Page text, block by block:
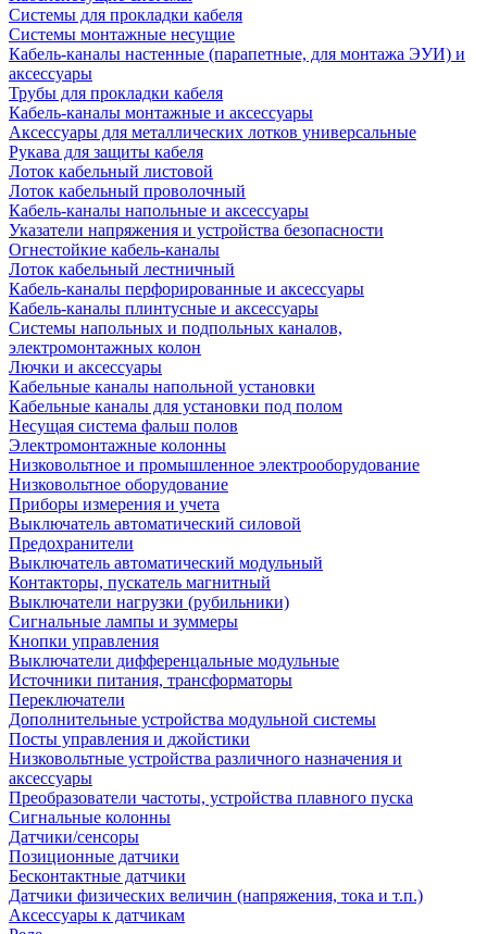
Системы для прокладки кабеля
Системы монтажные несущие
Кабель-каналы настенные (парапетные, для монтажа ЭУИ) и
аксессуары
Трубы для прокладки кабеля
Кабель-каналы монтажные и аксессуары
Аксессуары для металлических лотков универсальные
Рукава для защиты кабеля
Лоток кабельный листовой
Лоток кабельный проволочный
Кабель-каналы напольные и аксессуары
Указатели напряжения и устройства безопасности
Огнестойкие кабель-каналы
Лоток кабельный лестничный
Кабель-каналы перфорированные и аксессуары
Кабель-каналы плинтусные и аксессуары
Системы напольных и подпольных каналов,
электромонтажных колон
Лючки и аксессуары
Кабельные каналы напольной установки
Кабельные каналы для установки под полом
Несущая система фальш полов
Электромонтажные колонны
Низковольтное и промышленное электрооборудование
Низковольтное оборудование
Приборы измерения и учета
Выключатель автоматический силовой
Предохранители
Выключатель автоматический модульный
Контакторы, пускатель магнитный
Выключатели нагрузки (рубильники)
Сигнальные лампы и зуммеры
Кнопки управления
Выключатели дифференцальные модульные
Источники питания, трансформаторы
Переключатели
Дополнительные устройства модульной системы
Посты управления и джойстики
Низковольтные устройства различного назначения и
аксессуары
Преобразователи частоты, устройства плавного пуска
Сигнальные колонны
Датчики/сенсоры
Позиционные датчики
Бесконтактные датчики
Датчики физических величин (напряжения, тока и т.п.)
Аксессуары к датчикам